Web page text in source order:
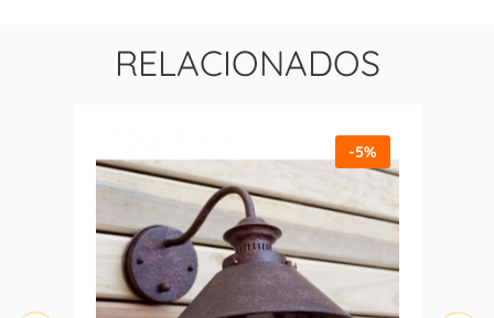
RELACIONADOS
-5%